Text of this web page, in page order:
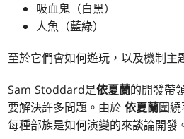
吸血鬼（白黑）
人魚（藍綠）
至於它們會如何遊玩，以及機制主
Sam Stoddard是依夏蘭的開發帶
要解決許多問題。由於 依夏蘭圍
每種部族是如何演變的來談論開發